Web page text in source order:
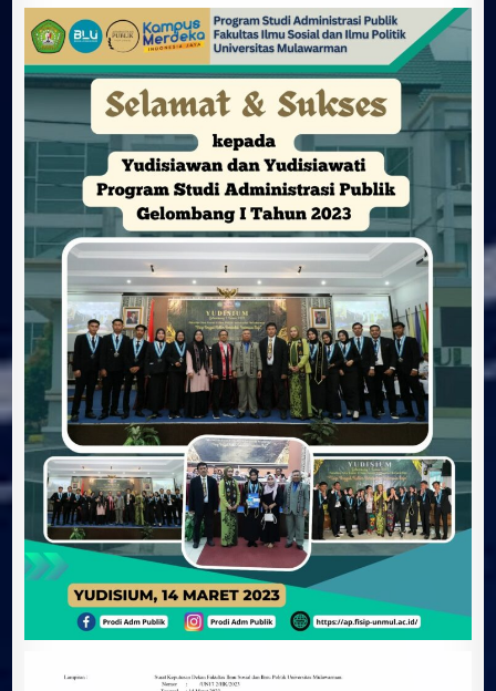
kepada
Yudisiawan
dan
Yudisiawati
Program
Studi
Administrasi
Publik
Gelombang
I
Tahun
2023